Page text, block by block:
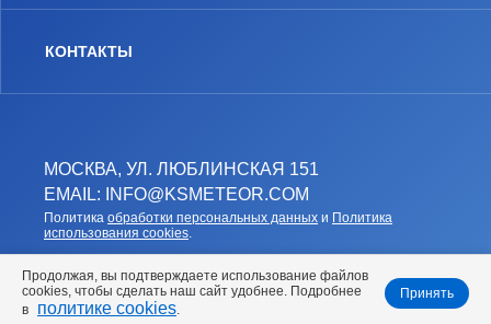
МОСКВА, УЛ. ЛЮБЛИНСКАЯ 151
EMAIL: INFO@KSMETEOR.COM
Политика обработки персональных данных и Политика
использования cookies
КОНТАКТЫ
Продолжая, вы подтверждаете использование файлов
cookies, чтобы сделать наш сайт удобнее. Подробнее
в
политике cookies.
Принять